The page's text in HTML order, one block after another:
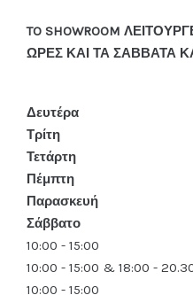
TO SHOWROOM
ΩΡΕΣ ΚΑΙ ΤΑ ΣΑΒΒΑΤΑ
Δευτέρα
Τρίτη
Τετάρτη
Πέμπτη
Παρασκευή
Σάββατο
10:00 - 15:00
10:00 - 15:00 & 18:00 -
10:00 - 15:00